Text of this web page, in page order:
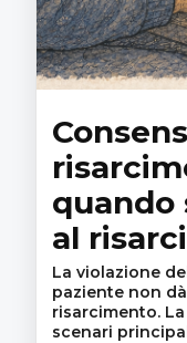
al
La violazione
paziente non
risarcimento.
scenari